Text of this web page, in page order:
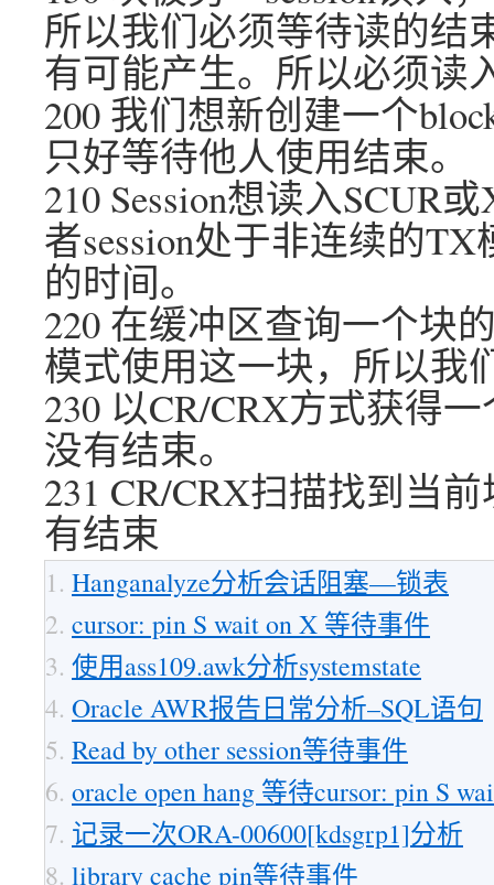
所以我们必须等待读的结
有可能产生。所以必须读
200 我们想新创建一个
只好等待他人使用结束。
210 Session想读入SCUR
者session处于非连续的
的时间。
220 在缓冲区查询一个块
模式使用这一块，所以我
230 以CR/CRX方式获得
没有结束。
231 CR/CRX扫描找到当
有结束
Hanganalyze分析会话阻塞—锁表
cursor: pin S wait on X 等待事件
使用ass109.awk分析systemstate
Oracle AWR报告日常分析–SQL语句
Read by other session等待事件
oracle open hang 等待cursor: pin S
记录一次ORA-00600[kdsgrp1]分析
library cache pin等待事件